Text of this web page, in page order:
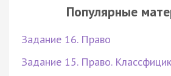
Популярные
Задание 16. Право
Задание 15. Право.